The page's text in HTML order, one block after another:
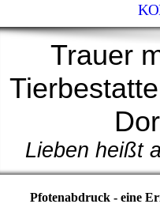
Trauer
Lieben heißt
Pfotenabdruck - eine